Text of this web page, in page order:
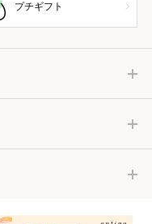
プチギフト